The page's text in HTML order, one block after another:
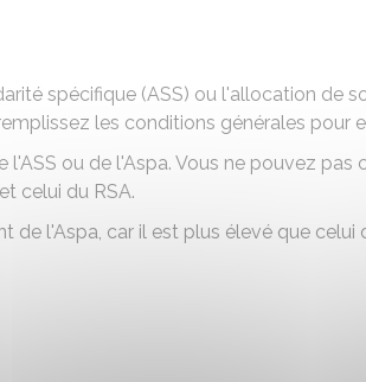
spécifique (ASS) ou l'allocation de
les conditions générales pour
ou de l'Aspa. Vous ne pouvez pas
celui du RSA.
l'Aspa, car il est plus élevé que celui